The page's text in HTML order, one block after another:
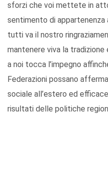
sforzi che voi mettete in
sentimento di appartenenza
tutti va il nostro
mantenere viva la tradizione
a noi tocca l’impegno
Federazioni possano
sociale all’estero ed
risultati delle politiche